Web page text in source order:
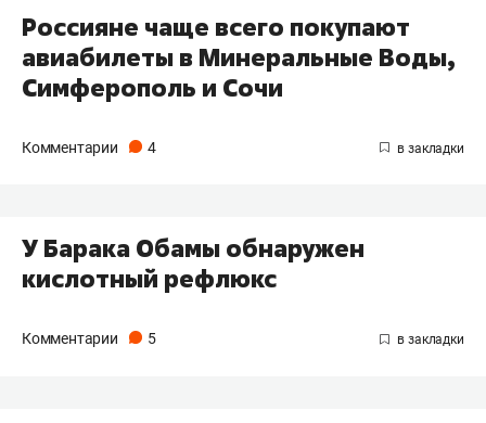
Россияне чаще всего покупают
авиабилеты в Минеральные Воды,
Симферополь и Сочи
Комментарии 4
У Барака Обамы обнаружен
кислотный рефлюкс
Комментарии 5